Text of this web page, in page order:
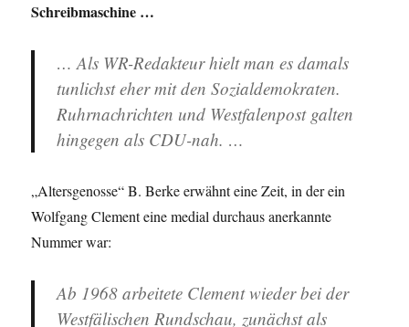
Schreibmaschine …
…Als WR-Redakteur hielt man es damals
tunlichst eher mit den Sozialdemokraten.
Ruhrnachrichten und Westfalenpost galten
hingegen als CDU-nah. …
„Altersgenosse“ B. Berke erwähnt eine Zeit, in der ein
Wolfgang Clement eine medial durchaus anerkannte
Nummer war:
Ab 1968 arbeitete Clement wieder bei der
Westfälischen Rundschau, zunächst als